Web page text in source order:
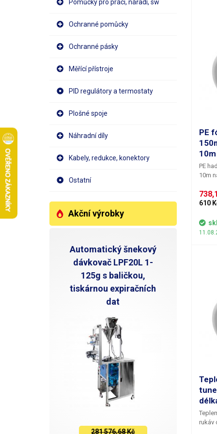
Pomůcky pro práci, nářadí, sw
Ochranné pomůcky
Ochranné pásky
Měřící přístroje
PID regulátory a termostaty
Plošné spoje
Náhradní díly
Kabely, redukce, konektory
Ostatní
Akční výrobky
Automatický šnekový
dávkovač LPF20L 1-
125g s baličkou,
tiskárnou expiračních
dat
281 576,68 Kč
477/
pro
z naší
PE
10m
PE
10m
fólie
477/
pro
z naší
10
610
rukáv